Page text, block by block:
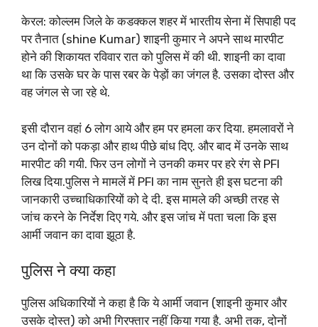
— Sandeep Manudhane
(@sandeep_PT)September 27,
2023
केरल: कोल्लम जिले के कडक्कल शहर में भारतीय सेना में सिपाही पद
पर तैनात (shine Kumar) शाइनी कुमार ने अपने साथ मारपीट
होने की शिकायत रविवार रात को पुलिस में की थी. शाइनी का दावा
था कि उसके घर के पास रबर के पेड़ों का जंगल है. उसका दोस्त और
वह जंगल से जा रहे थे.
इसी दौरान वहां 6 लोग आये और हम पर हमला कर दिया. हमलावरों ने
उन दोनों को पकड़ा और हाथ पीछे बांध दिए. और बाद में उनके साथ
मारपीट की गयी. फिर उन लोगों ने उनकी कमर पर हरे रंग से PFI
लिख दिया.पुलिस ने मामलें में PFI का नाम सुनते ही इस घटना की
जानकारी उच्चाधिकारियों को दे दी. इस मामले की अच्छी तरह से
जांच करने के निर्देश दिए गये. और इस जांच में पता चला कि इस
आर्मी जवान का दावा झूठा है.
पुलिस ने क्या कहा
पुलिस अधिकारियों ने कहा है कि ये आर्मी जवान (शाइनी कुमार और
उसके दोस्त) को अभी गिरफ्तार नहीं किया गया है. अभी तक, दोनों